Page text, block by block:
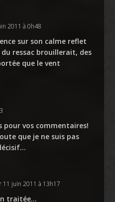
2011 à 0h48
sur son calme reflet
ressac brouillerait, des
que le vent
pour vos commentaires!
que je ne suis pas
11 juin 2011 à 13h17
traitée…